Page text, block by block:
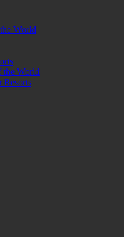
World
the World
Resorts